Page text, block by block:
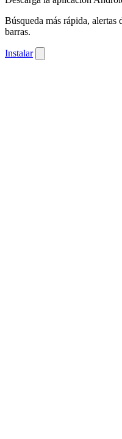
Búsqueda más rápida, alertas
barras.
Instalar